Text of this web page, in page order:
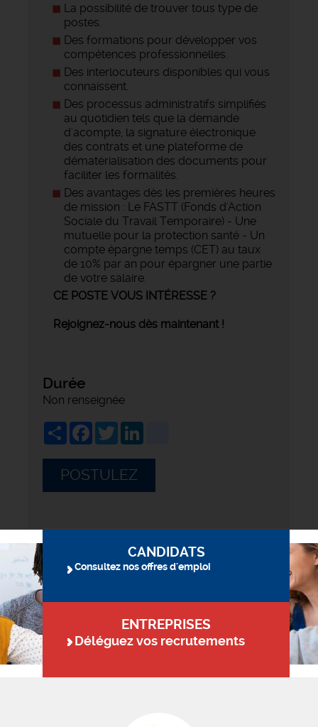
La possibilité de trouver tous type de
postes.
Des formations pour développer vos
compétences professionnelles.
Des interlocuteurs disponibles qui vous
connaissent.
Des processus administratifs simplifiés
au quotidien tels que la demande
d'acompte, la signature électronique
des contrats et une plateforme de
dématérialisation des documents pour
faciliter les formalités.
Des avantages dès les premières heures
de mission : Le FASTT (Fonds d'Action
Sociale du Travail Temporaire) - Une
mutuelle pour la protection santé - Un
compte épargne temps (CET) au taux
de 10% par an pour épargner une partie
de votre salaire.
CE POSTE VOUS INTÉRESSE ?
Rejoignez-nous dès maintenant !
Durée
Non renseignée
ShareFacebook
Twitter
POSTULEZ
CANDIDATS
Consultez nos offres d'emploi
ENTREPRISES
Déléguez vos recrutements